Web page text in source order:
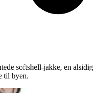
softshell-jakke, en alsidig
til byen.